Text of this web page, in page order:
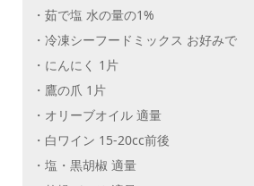
・茹で塩 水の量の1%
・冷凍シーフードミックス お好みで
・にんにく 1片
・鷹の爪 1片
・オリーブオイル 適量
・白ワイン 15-20cc前後
・塩・黒胡椒 適量